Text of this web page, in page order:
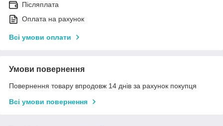
Післяплата
Оплата на рахунок
Всі умови оплати
Умови повернення
Повернення товару впродовж 14 днів за рахунок покупця
Всі умови повернення